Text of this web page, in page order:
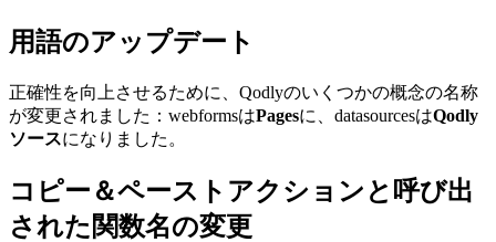
用語のアップデート
正確性を向上させるために、Qodlyのいくつかの概念の名称
が変更されました：webformsはPagesに、datasourcesはQodly
ソースになりました。
コピー＆ペーストアクションと呼び出
された関数名の変更